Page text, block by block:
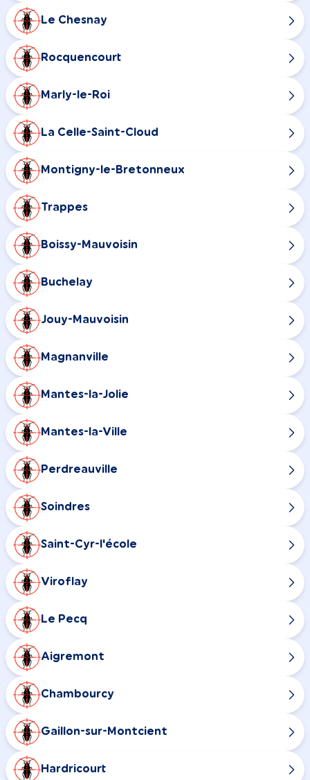
Le Chesnay
Rocquencourt
Marly-le-Roi
La Celle-Saint-Cloud
Montigny-le-Bretonneux
Trappes
Boissy-Mauvoisin
Buchelay
Jouy-Mauvoisin
Magnanville
Mantes-la-Jolie
Mantes-la-Ville
Perdreauville
Soindres
Saint-Cyr-l'école
Viroflay
Le Pecq
Aigremont
Chambourcy
Gaillon-sur-Montcient
Hardricourt